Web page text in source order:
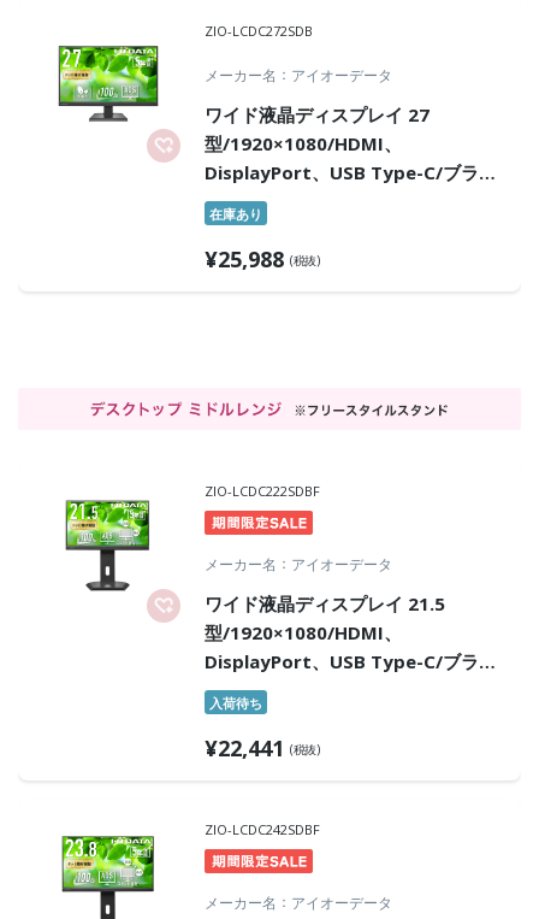
ZIO-LCDC272SDB
メーカー名 アイオーデータ
ワイド液晶ディスプレイ 27
型/1920×1080/HDMI、
DisplayPort、USB Type-C/ブラッ
ク/スピーカー：あり/100Hz対応で
視認性アップ!/「5年保証」
在庫あり
¥25,988 (税抜)
ZIO-LCDC222SDBF
メーカー名 アイオーデータ
ワイド液晶ディスプレイ 21.5
型/1920×1080/HDMI、
DisplayPort、USB Type-C/ブラッ
ク/スピーカー：あり/ディスプレイ
の下にノートPCを置ける!/「5年保
証」
入荷待ち
¥22,441 (税抜)
ZIO-LCDC242SDBF
メーカー名 アイオーデータ